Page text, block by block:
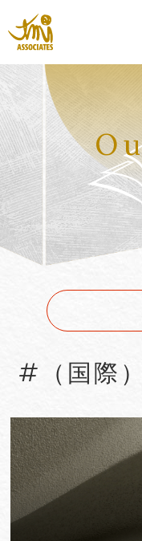
#Account
#Agentic AI
#AI
#（国際